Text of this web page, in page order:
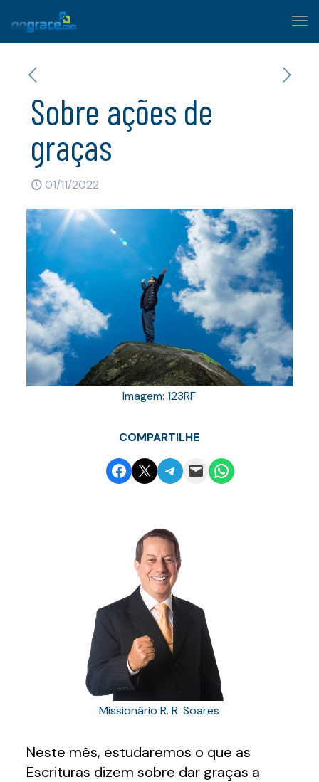
Sobre ações de
graças
01/11/2022
Imagem: 123RF
COMPARTILHE
Share on Facebook
Email this PageShare on Telegram
Email this PageShare on WhatsApp
Missionário R. R. Soares
Neste mês, estudaremos o que as
Escrituras dizem sobre dar graças a